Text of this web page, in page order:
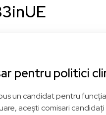
Bacău
pentru politici
un candidat pentru
acești comisari